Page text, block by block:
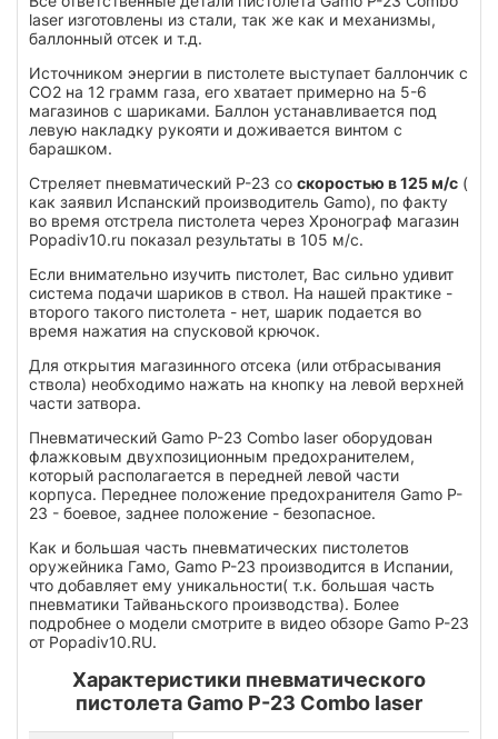
laser изготовлены из стали, так же как и механизмы,
баллонный отсек и т.д.
Источником энергии в пистолете выступает баллончик с
СО2 на 12 грамм газа, его хватает примерно на 5-6
магазинов с шариками. Баллон устанавливается под
левую накладку рукояти и доживается винтом с
барашком.
Стреляет пневматический P-23 со скоростью в 125 м/с (
как заявил Испанский производитель Gamo), по факту
во время отстрела пистолета через Хронограф магазин
Popadiv10.ru показал результаты в 105 м/с.
Если внимательно изучить пистолет, Вас сильно удивит
система подачи шариков в ствол. На нашей практике -
второго такого пистолета - нет, шарик подается во
время нажатия на спусковой крючок.
Для открытия магазинного отсека (или отбрасывания
ствола) необходимо нажать на кнопку на левой верхней
части затвора.
Пневматический Gamo P-23 Combo laser оборудован
флажковым двухпозиционным предохранителем,
который располагается в передней левой части
корпуса. Переднее положение предохранителя Gamo P-
23 - боевое, заднее положение - безопасное.
Как и большая часть пневматических пистолетов
оружейника Гамо, Gamo P-23 производится в Испании,
что добавляет ему уникальности( т.к. большая часть
пневматики Тайваньского производства). Более
подробнее о модели смотрите в видео обзоре Gamo P-23
от Popadiv10.RU.
Характеристики пневматического
пистолета Gamo P-23 Combo laser